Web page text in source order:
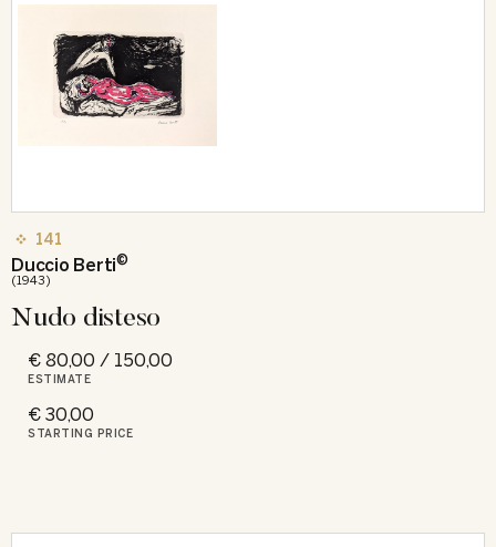
141
Duccio Berti©
(1943)
Nudo disteso
€ 80,00 / 150,00
ESTIMATE
€ 30,00
STARTING PRICE